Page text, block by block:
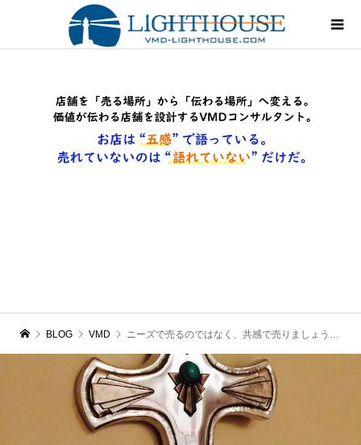
BLOG VMD ニーズで売るのではなく、共感で売りましょう！・・・